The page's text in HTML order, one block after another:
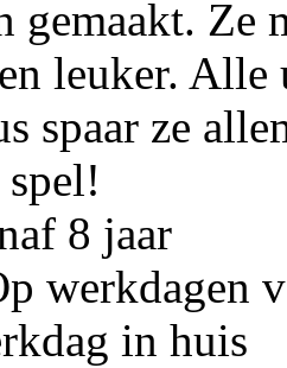
Ze
leuker.
spaar ze
spel!
8 jaar
werkdagen
in huis